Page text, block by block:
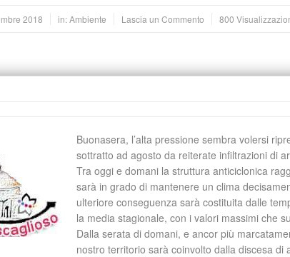
2018 in:Ambiente Lascia un Commento 800
Buonasera, l’alta pressione sembra volersi
sottratto ad agosto da reiterate infiltrazioni di
Tra oggi e domani la struttura anticiclonica
sarà in grado di mantenere un clima
ulteriore conseguenza sarà costituita dalle
la media stagionale, con i valori massimi che
Dalla serata di domani, e ancor più
nostro territorio sarà coinvolto dalla discesa di